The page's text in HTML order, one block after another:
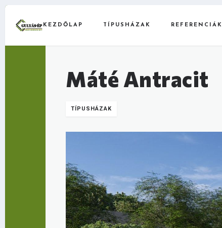
KEZDŐLAP TÍPUSHÁZAK REFERENCIÁK
Máté Antracit
TÍPUSHÁZAK